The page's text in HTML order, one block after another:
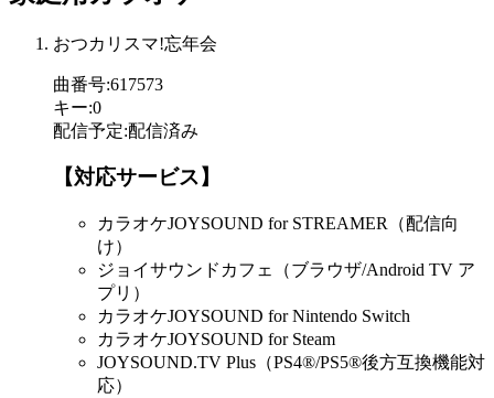
おつカリスマ!忘年会
曲番号:617573
キー:0
配信予定:配信済み
【対応サービス】
カラオケJOYSOUND for STREAMER（配信向
け）
ジョイサウンドカフェ（ブラウザ/Android TV ア
プリ）
カラオケJOYSOUND for Nintendo Switch
カラオケJOYSOUND for Steam
JOYSOUND.TV Plus（PS4®/PS5®後方互換機能対
応）